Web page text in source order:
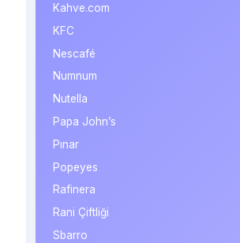
Kahve.com
KFC
Nescafé
Numnum
Nutella
Papa John’s
Pınar
Popeyes
Rafinera
Rani Çiftliği
Sbarro